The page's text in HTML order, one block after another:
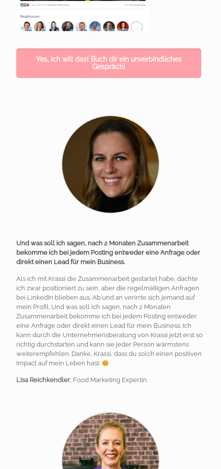
Yes, ich will das! Buch dir ein unverbindliches
Gespräch!
Und was soll ich sagen, nach 2 Monaten Zusammenarbeit
bekomme ich bei jedem Posting entweder eine Anfrage oder
direkt einen Lead für mein Business.
Als ich mit Krassi die Zusammenarbeit gestartet habe, dachte
ich zwar positioniert zu sein, aber die regelmäßigen Anfragen
bei LinkedIn blieben aus. Ab und an verirrte sich jemand auf
mein Profil. Und was soll ich sagen, nach 2 Monaten
Zusammenarbeit bekomme ich bei jedem Posting entweder
eine Anfrage oder direkt einen Lead für mein Business. Ich
kann durch die Unternehmensberatung von Krassi jetzt erst so
richtig durchstarten und kann sie jeder Person wärmstens
weiterempfehlen. Danke, Krassi, dass du solch einen positiven
Impact auf mein Leben hast.
Lisa Reichkendler, Food Marketing Expertin